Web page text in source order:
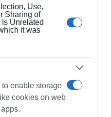
Use,
Sharing of
Unrelated
it was
to enable storage
cookies on web
γεννήθηκε το 1971
απόφοιτος της
ενώ ειδικεύτηκε στο
στο Γενικό